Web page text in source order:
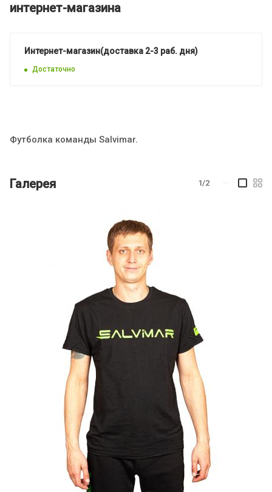
интернет-магазина
Интернет-магазин(доставка 2-3 раб. дня)
Достаточно
Футболка команды Salvimar.
Галерея 1/2